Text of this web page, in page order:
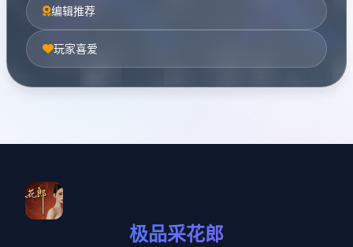
编辑推荐
玩家喜爱
极品采花郎